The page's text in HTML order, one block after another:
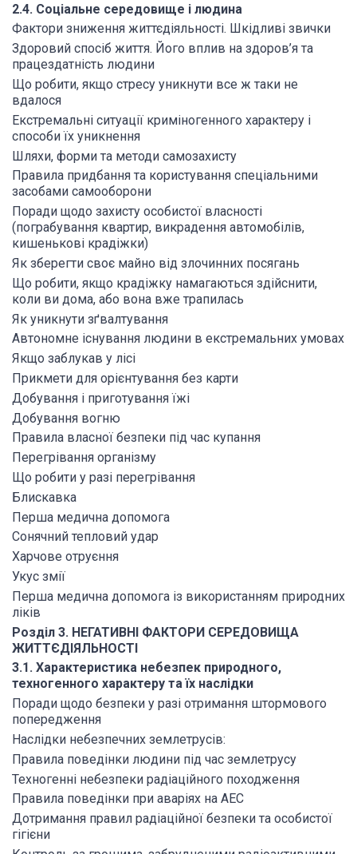
2.4. Соціальне середовище і людина
Фактори зниження життєдіяльності. Шкідливі звички
Здоровий спосіб життя. Його вплив на здоров’я та
працездатність людини
Що робити, якщо стресу уникнути все ж таки не
вдалося
Екстремальні ситуації криміногенного характеру і
способи їх уникнення
Шляхи, форми та методи самозахисту
Правила придбання та користування спеціальними
засобами самооборони
Поради щодо захисту особистої власності
(пограбування квартир, викрадення автомобілів,
кишенькові крадіжки)
Як зберегти своє майно від злочинних посягань
Що робити, якщо крадіжку намагаються здійснити,
коли ви дома, або вона вже трапилась
Як уникнути зґвалтування
Автономне існування людини в екстремальних умовах
Якщо заблукав у лісі
Прикмети для орієнтування без карти
Добування і приготування їжі
Добування вогню
Правила власної безпеки під час купання
Перегрівання організму
Що робити у разі перегрівання
Блискавка
Перша медична допомога
Сонячний тепловий удар
Харчове отруєння
Укус змії
Перша медична допомога із використанням природних
ліків
Розділ 3. НЕГАТИВНІ ФАКТОРИ СЕРЕДОВИЩА
ЖИТТЄДІЯЛЬНОСТІ
3.1. Характеристика небезпек природного,
техногенного характеру та їх наслідки
Поради щодо безпеки у разі отримання штормового
попередження
Наслідки небезпечних землетрусів:
Правила поведінки людини під час землетрусу
Техногенні небезпеки радіаційного походження
Правила поведінки при аваріях на АЕС
Дотримання правил радіаційної безпеки та особистої
гігієни